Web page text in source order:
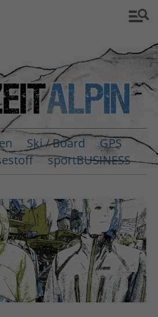
Ski / Board
GPS
sportBUSINESS